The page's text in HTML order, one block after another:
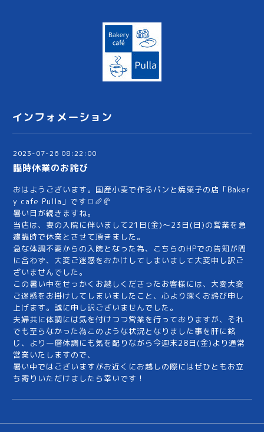
インフォメーション
2023-07-26 08:22:00
臨時休業のお詫び
おはようございます。国産小麦で作るパンと焼菓子の店「Baker
y cafe Pulla」です🍞🥖🥐
暑い日が続きますね。
当店は、妻の入院に伴いまして21日(金)～23日(日)の営業を急
遽臨時で休業とさせて頂きました。
急な体調不要からの入院となった為、こちらのHPでの告知が間
に合わず、大変ご迷惑をおかけしてしまいまして大変申し訳ご
ざいませんでした。
この暑い中をせっかくお越しくださったお客様には、大変大変
ご迷惑をお掛けしてしまいましたこと、心より深くお詫び申し
上げます。誠に申し訳ございませんでした。
夫婦共に体調には気を付けつつ営業を行っておりますが、それ
でも至らなかった為このような状況となりました事を肝に銘
じ、より一層体調にも気を配りながら今週末28日(金)より通常
営業いたしますので、
暑い中ではございますがお近くにお越しの際にはぜひともお立
ち寄りいただけましたら幸いです！